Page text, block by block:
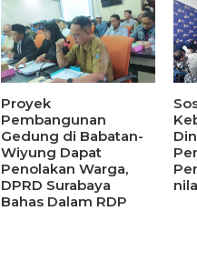
Proyek
Pembangunan
Gedung di Babatan-
Wiyung Dapat
Penolakan Warga,
DPRD Surabaya
Bahas Dalam RDP